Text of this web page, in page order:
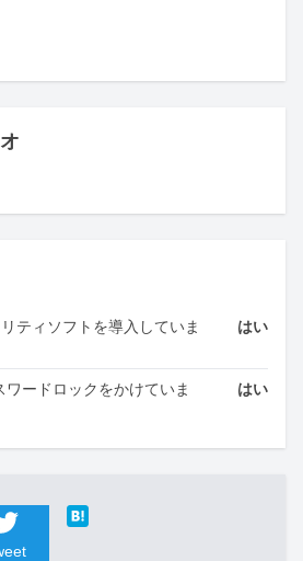
ティソフトを導入していま
はい
ードロックをかけていま
はい